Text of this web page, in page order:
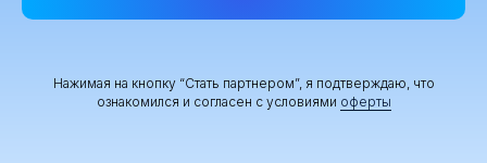
Нажимая на кнопку “Стать партнером”, я подтверждаю, что
ознакомился и согласен с условиями оферты